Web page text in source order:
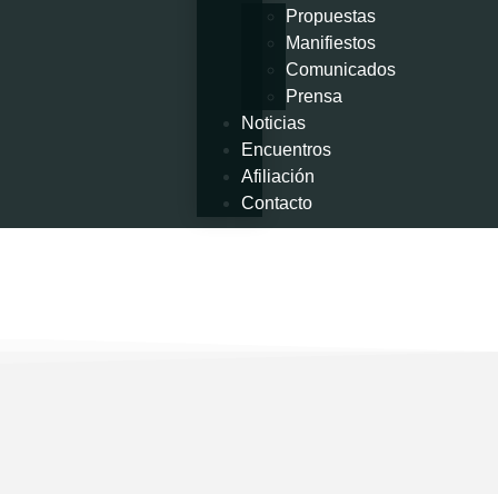
Propuestas
Manifiestos
Comunicados
Prensa
Noticias
Encuentros
Afiliación
Contacto